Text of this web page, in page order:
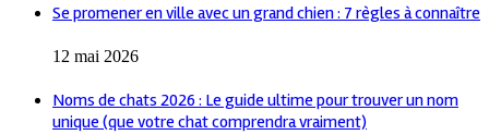
Se promener en ville avec un grand chien : 7 règles à connaître
12 mai 2026
Noms de chats 2026 : Le guide ultime pour trouver un nom
unique (que votre chat comprendra vraiment)